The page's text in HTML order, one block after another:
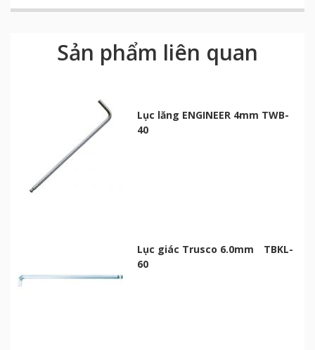
Sản phẩm liên quan
Lục lăng ENGINEER 4mm TWB-
40
Lục giác Trusco 6.0mm TBKL-
60